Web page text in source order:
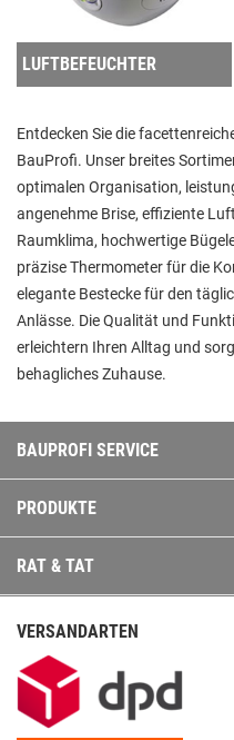
LUFTBEFEUCHTER
Entdecken Sie die
BauProfi. Unser breites
optimalen Organisation,
angenehme Brise, effiziente
Raumklima, hochwertige
präzise Thermometer für die
elegante Bestecke für den
Anlässe. Die Qualität und
erleichtern Ihren Alltag und
behagliches Zuhause.
BAUPROFI SERVICE
PRODUKTE
RAT & TAT
VERSANDARTEN